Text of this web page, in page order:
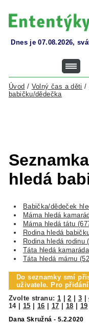
Dnes je 07.08.2026,
Úvod / Volný čas a děti /
babičku/dědečka
hledá
Babička/dědeček
Máma hledá
Máma hledá tátu
Rodina hledá
Rodina hledá rodinu
Táta hledá
Táta hledá mámu
Do seznamky smí
uživatele. Pro
Zvolte stranu: 1 |2 3 |
14| 15 16 17 18 19
Dana Skružná - 5.2.2020